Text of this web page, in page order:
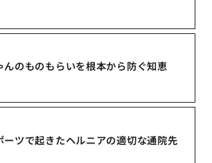
んのものもらいを根本から防ぐ知恵
ーツで起きたヘルニアの適切な通院先